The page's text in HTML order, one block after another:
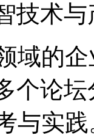
智技术
的企
多个论
与实践